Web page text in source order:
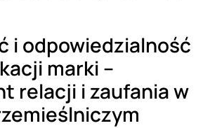
i odpowiedzialność
marki –
relacji i zaufania w